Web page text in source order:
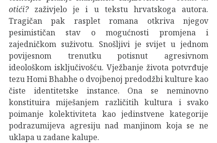
otići? zaživjelo je i u tekstu hrvatskoga autora.
Tragičan pak rasplet romana otkriva njegov
pesimističan stav o mogućnosti promjena i
zajedničkom suživotu. Snošljivi je svijet u jednom
povijesnom trenutku potisnut agresivnom
ideološkom isključivošću. Vježbanje života potvrđuje
tezu Homi Bhabhe o dvojbenoj predodžbi kulture kao
čiste identitetske instance. Ona se neminovno
konstituira miješanjem različitih kultura i svako
poimanje kolektiviteta kao jedinstvene kategorije
podrazumijeva agresiju nad manjinom koja se ne
uklapa u zadane kalupe.